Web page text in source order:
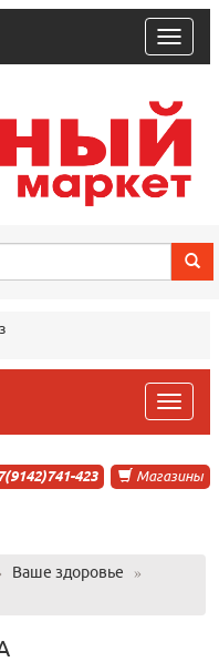
trk
trk
Магазины
423
Ваше здоровье
»